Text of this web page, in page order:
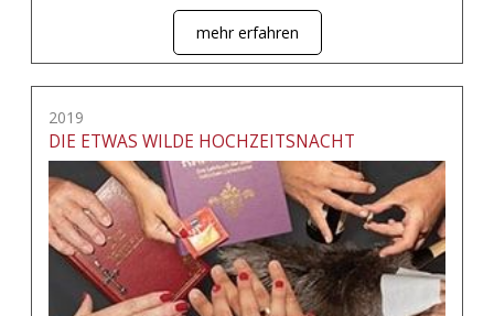
mehr erfahren
2019
DIE ETWAS WILDE HOCHZEITSNACHT